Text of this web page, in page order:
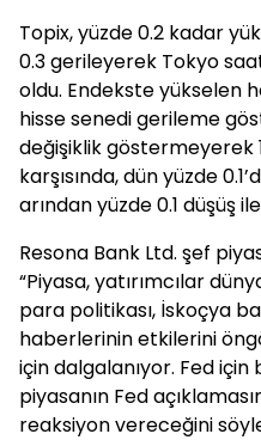
Topix, yüzde 0.2 kadar
0.3 gerileyerek Tokyo
oldu. Endekste yükselen
hisse senedi gerileme
değişiklik göstermeyerek
karşısında, dün yüzde
arından yüzde 0.1 düşüş
Resona Bank Ltd. şef
“Piyasa, yatırımcılar
para politikası, İskoçya
haberlerinin etkilerini
için dalgalanıyor. Fed
piyasanın Fed
reaksiyon vereceğini